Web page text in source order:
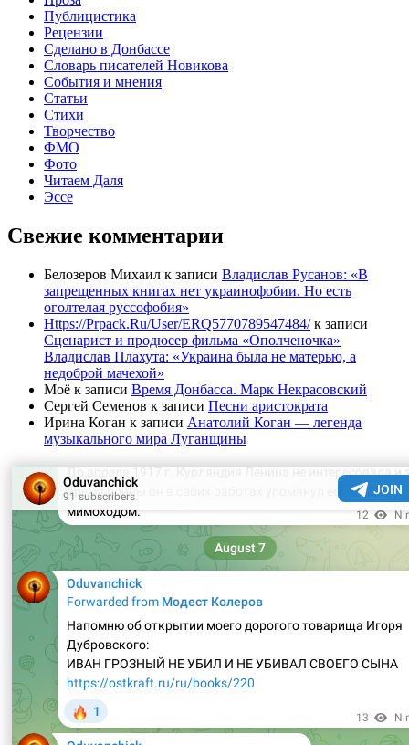
Публицистика
Рецензии
Сделано в Донбассе
Словарь писателей Новикова
События и мнения
Статьи
Стихи
Творчество
ФМО
Фото
Читаем Даля
Эссе
Свежие комментарии
Белозеров Михаил к записи Владислав Русанов: «В
запрещенных книгах нет украинофобии. Но есть
оголтелая руссофобия»
Https://Prpack.Ru/User/ERQ5770789547484/к записи
Сценарист и продюсер фильма «Ополченочка»
Владислав Плахута: «Украина была не матерью, а
недоброй мачехой»
Моё к записи Время Донбасса. Марк Некрасовский
Сергей Семенов к записи Песни аристократа
Ирина Коган к записи Анатолий Коган — легенда
музыкального мира Луганщины